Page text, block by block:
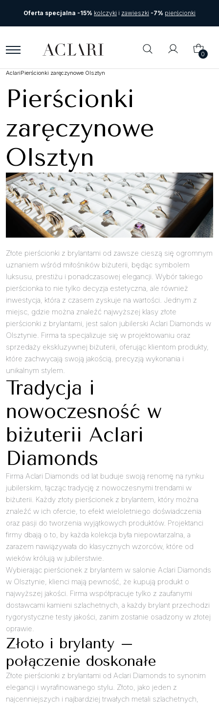
Oferta specjalna -15% kolczyki i zawieszki -7% pierścionki
0
AclariPierścionki zaręczynowe Olsztyn
Pierścionki
zaręczynowe
Olsztyn
Złote pierścionki z brylantami od zawsze cieszą się ogromnym
uznaniem wśród miłośników biżuterii, będąc symbolem
luksusu, prestiżu i ponadczasowej elegancji. Wybór takiego
pierścionka to nie tylko decyzja estetyczna, ale również
inwestycja, która z czasem zyskuje na wartości. Jednym z
miejsc, gdzie można znaleźć najwyższej klasy złote
pierścionki z brylantami, jest salon jubilerski Aclari Diamonds w
Olsztynie. Firma ta specjalizuje się w projektowaniu oraz
sprzedaży ekskluzywnej biżuterii, oferując klientom produkty,
które zachwycają swoją jakością, precyzją wykonania i
unikalnym stylem.
Tradycja i
nowoczesność w
biżuterii Aclari
Diamonds
Firma Aclari Diamonds od lat buduje swoją renomę na rynku
jubilerskim, łącząc tradycję z nowoczesnymi trendami w
biżuterii. Każdy złoty pierścionek z brylantem, który można
znaleźć w ich ofercie, to efekt wieloletniego doświadczenia
oraz pasji do tworzenia wyjątkowych produktów. Projektanci
firmy dbają o to, by każda kolekcja była niepowtarzalna, a
zarazem nawiązywała do klasycznych wzorców, które od
wieków królują w jubilerstwie.
Wybierając pierścionek z brylantem w salonie Aclari Diamonds
w Olsztynie, klienci mają pewność, że kupują produkt o
najwyższej jakości. Firma współpracuje tylko z zaufanymi
dostawcami kamieni szlachetnych, a każdy brylant przechodzi
rygorystyczne testy jakości, zanim zostanie osadzony w złotej
oprawie.
Złoto i brylanty –
połączenie doskonałe
Złote pierścionki z brylantami od Aclari Diamonds to synonim
elegancji i wyrafinowanego stylu. Złoto, jako jeden z
najcenniejszych i najbardziej trwałych metali szlachetnych,